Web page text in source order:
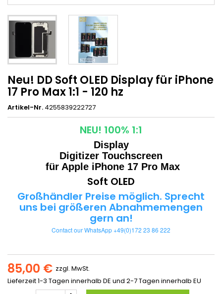
Neu! DD Soft OLED Display für iPhone
17 Pro Max 1:1 - 120 hz
Artikel-Nr. 4255839222727
NEU! 100% 1:1
Display
Digitizer Touchscreen
für Apple iPhone 17 Pro Max
Soft OLED
Großhändler Preise möglich. Sprecht
uns bei größeren Abnahmemengen
gern an!
Contact our WhatsApp +49(0)172 23 86 222
85,00 € zzgl. MwSt.
Lieferzeit 1-3 Tagen innerhalb DE und 2-7 Tagen innerhalb EU